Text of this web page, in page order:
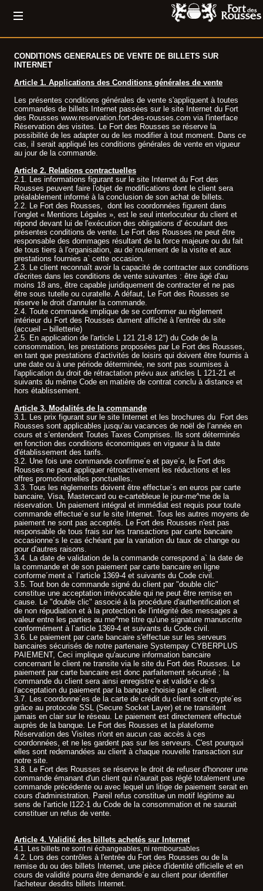
CONDITIONS GENERALES DE VENTE DE BILLETS SUR
INTERNET
Article 1. Applications des Conditions générales de vente
Les présentes conditions générales de vente s'appliquent à toutes
commandes de billets Internet passées sur le site Internet du Fort
des Rousses www.reservation.fort-des-rousses.com via l'interface
Réservation des visites. Le Fort des Rousses se réserve la
possibilité de les adapter ou de les modifier à tout moment. Dans ce
cas, il serait appliqué les conditions générales de vente en vigueur
au jour de la commande.
Article 2. Relations contractuelles
2.1. Les informations figurant sur le site Internet du Fort des
Rousses peuvent faire l'objet de modifications dont le client sera
préalablement informé à la conclusion de son achat de billets.
2.2. Le Fort des Rousses, dont les coordonnées figurent dans
l’onglet « Mentions Légales », est le seul interlocuteur du client et
répond devant lui de l'exécution des obligations d' écoulant des
présentes conditions de vente. Le Fort des Rousses ne peut être
responsable des dommages résultant de la force majeure ou du fait
de tous tiers à l'organisation, au de´roulement de la visite et aux
prestations fournies a` cette occasion.
2.3. Le client reconnaît avoir la capacité de contracter aux conditions
d'écrites dans les conditions de vente suivantes : être âgé d'au
moins 18 ans, être capable juridiquement de contracter et ne pas
être sous tutelle ou curatelle. A défaut, Le Fort des Rousses se
réserve le droit d'annuler la commande.
2.4. Toute commande implique de se conformer au règlement
intérieur du Fort des Rousses dument affiché à l'entrée du site
(accueil – billetterie)
2.5. En application de l'article L 121 21-8 12°) du Code de la
consommation, les prestations proposées par Le Fort des Rousses,
en tant que prestations d’activités de loisirs qui doivent être fournis à
une date ou à une période déterminée, ne sont pas soumises à
l'application du droit de rétractation prévu aux articles L 121-21 et
suivants du même Code en matière de contrat conclu à distance et
hors établissement.
Article 3. Modalités de la commande
3.1. Les prix figurant sur le site Internet et les brochures du Fort des
Rousses sont applicables jusqu’au vacances de noël de l’année en
cours et s’entendent Toutes Taxes Comprises. Ils sont déterminés
en fonction des conditions économiques en vigueur à la date
d'établissement des tarifs.
3.2. Une fois une commande confirme´e et paye´e, le Fort des
Rousses ne peut appliquer rétroactivement les réductions et les
offres promotionnelles ponctuelles.
3.3. Tous les règlements doivent être effectue´s en euros par carte
bancaire, Visa, Mastercard ou e-cartebleue le jour-me^me de la
réservation. Un paiement intégral et immédiat est requis pour toute
commande effectue´e sur le site Internet. Tous les autres moyens de
paiement ne sont pas acceptés. Le Fort des Rousses n'est pas
responsable de tous frais sur les transactions par carte bancaire
occasionne´s le cas échéant par la variation du taux de change ou
pour d'autres raisons.
3.4. La date de validation de la commande correspond a` la date de
la commande et de son paiement par carte bancaire en ligne
conforme´ment a` l’article 1369-4 et suivants du Code civil.
3.5. Tout bon de commande signé du client par "double clic"
constitue une acceptation irrévocable qui ne peut être remise en
cause. Le "double clic" associé à la procédure d'authentification et
de non répudiation et à la protection de l'intégrité des messages a
valeur entre les parties au me^me titre qu'une signature manuscrite
conformément à l’article 1369-4 et suivants du Code civil.
3.6. Le paiement par carte bancaire s'effectue sur les serveurs
bancaires sécurisés de notre partenaire Systempay CYBERPLUS
PAIEMENT, Ceci implique qu'aucune information bancaire
concernant le client ne transite via le site du Fort des Rousses. Le
paiement par carte bancaire est donc parfaitement sécurisé ; la
commande du client sera ainsi enregistre´e et valide´e de`s
l'acceptation du paiement par la banque choisie par le client.
3.7. Les coordonne´es de la carte de crédit du client sont crypte´es
grâce au protocole SSL (Secure Socket Layer) et ne transitent
jamais en clair sur le réseau. Le paiement est directement effectué
auprès de la banque. Le Fort des Rousses et la plateforme
Réservation des Visites n'ont en aucun cas accès à ces
coordonnées, et ne les gardent pas sur les serveurs. C'est pourquoi
elles sont redemandées au client à chaque nouvelle transaction sur
notre site.
3.8. Le Fort des Rousses se réserve le droit de refuser d'honorer une
commande émanant d'un client qui n'aurait pas réglé totalement une
commande précédente ou avec lequel un litige de paiement serait en
cours d'administration. Pareil refus constitue un motif légitime au
sens de l’article l122-1 du Code de la consommation et ne saurait
constituer un refus de vente.
Article 4. Validité des billets achetés sur Internet
4.1. Les billets ne sont ni échangeables, ni remboursables.
4.2. Lors des contrôles à l'entrée du Fort des Rousses ou de la
remise du ou des billets Internet, une pièce d'identité officielle et en
cours de validité pourra être demande´e au client pour identifier
l'acheteur desdits billets Internet.